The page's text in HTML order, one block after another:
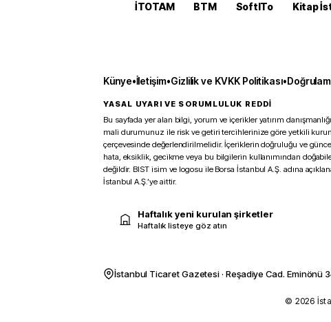
İTOTAM BTM SoftITo Kitap
Künye•İletişim•Gizlilik ve KVKK Politikası•
YASAL UYARI VE SORUMLULUK REDDİ
Bu sayfada yer alan bilgi, yorum ve içerikler yatırım
mali durumunuz ile risk ve getiri tercihlerinize göre yetkili
çerçevesinde değerlendirilmelidir. İçeriklerin doğruluğu ve
hata, eksiklik, gecikme veya bu bilgilerin kullanımından
değildir. BIST isim ve logosu ile Borsa İstanbul A.Ş. adına
İstanbul A.Ş.’ye aittir.
Haftalık yeni kurulan şirketler
Haftalık listeye göz atın
İstanbul Ticaret Gazetesi · Reşadiye Cad. Eminönü
© 2026